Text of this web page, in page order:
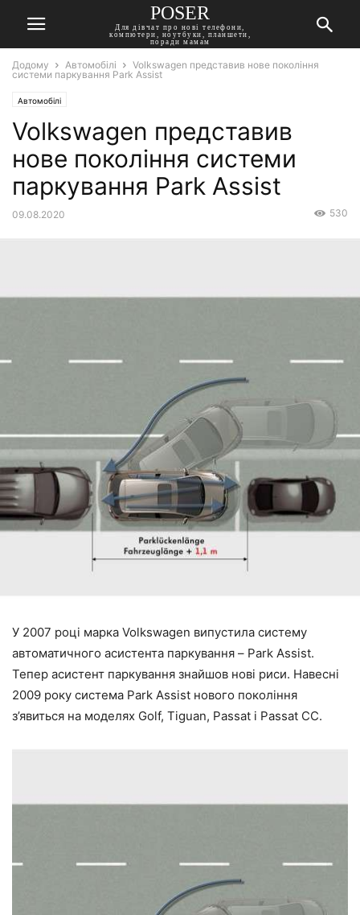
POSER
Для дівчат про нові телефони,
компютери, ноутбуки, планшети,
поради мамам
Додому Автомобілі
Volkswagen представив нове покоління
системи паркування Park Assist
Автомобілі
Volkswagen представив
нове покоління системи
паркування Park Assist
09.08.2020 530
У 2007 році марка Volkswagen випустила систему
автоматичного асистента паркування – Park Assist.
Тепер асистент паркування знайшов нові риси. Навесні
2009 року система Park Assist нового покоління
з’явиться на моделях Golf, Tiguan, Passat і Passat СС.